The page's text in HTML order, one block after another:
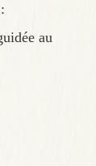
au